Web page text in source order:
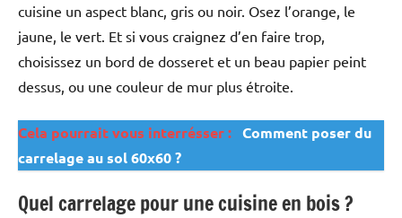
cuisine un aspect blanc, gris ou noir. Osez l’orange, le
jaune, le vert. Et si vous craignez d’en faire trop,
choisissez un bord de dosseret et un beau papier peint
dessus, ou une couleur de mur plus étroite.
Cela pourrait vous interrésser : Comment poser du
carrelage au sol 60x60 ?
Quel carrelage pour une cuisine en bois ?